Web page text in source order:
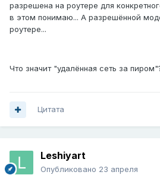
разрешена на роутере для
в этом понимаю... А разрешённой
роутере...
Что значит "удалённая сеть за
Цитата
Leshiyart
Опубликовано 23 апреля